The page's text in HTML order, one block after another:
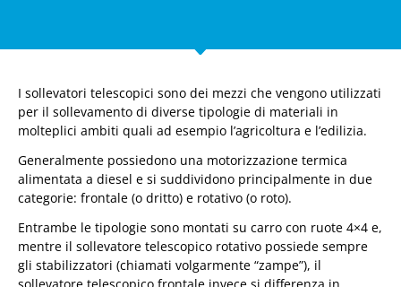
I sollevatori telescopici sono dei mezzi che vengono utilizzati
per il sollevamento di diverse tipologie di materiali in
molteplici ambiti quali ad esempio l’agricoltura e l’edilizia.
Generalmente possiedono una motorizzazione termica
alimentata a diesel e si suddividono principalmente in due
categorie: frontale (o dritto) e rotativo (o roto).
Entrambe le tipologie sono montati su carro con ruote 4×4 e,
mentre il sollevatore telescopico rotativo possiede sempre
gli stabilizzatori (chiamati volgarmente “zampe”), il
sollevatore telescopico frontale invece si differenza in